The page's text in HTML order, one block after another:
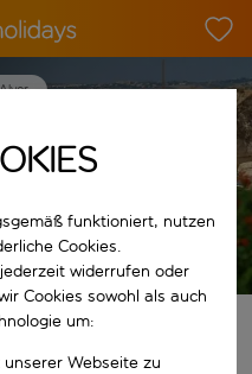
Alvor
funktioniert, nutzen
Cookies.
widerrufen oder
Cookies sowohl als auch
um:
Webseite zu